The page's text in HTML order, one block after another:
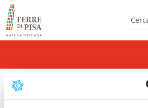
Vai al contenuto
Cerca
sabato raccontando